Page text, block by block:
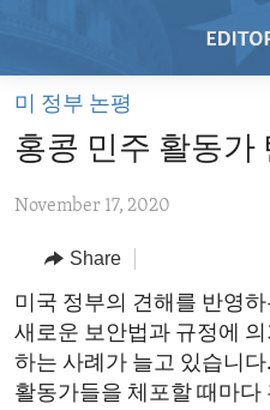
Skip
main
Skip
Navigation
Skip
to
Search
HOME
VIDEO
RADIO
REGIONS
AFRICA
AMERICAS
ASIA
TOPICS
HUMAN RIGHTS
SECURITY AND DEFENSE
ARCHIVE
ABOUT US
미 정부 논평
홍콩 민주 활동가
November 17, 2020
Share
미국 정부의 견해를 반영
새로운 보안법과 규정에
하는 사례가 늘고 있습니
활동가들을 체포할 때마